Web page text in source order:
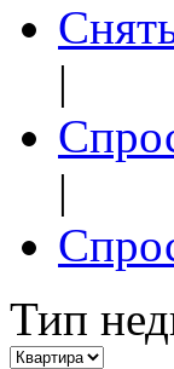
|
|
Тип